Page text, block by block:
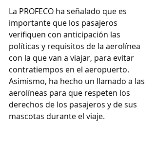
La PROFECO ha señalado que es
importante que los pasajeros
verifiquen con anticipación las
políticas y requisitos de la aerolínea
con la que van a viajar, para evitar
contratiempos en el aeropuerto.
Asimismo, ha hecho un llamado a las
aerolíneas para que respeten los
derechos de los pasajeros y de sus
mascotas durante el viaje.